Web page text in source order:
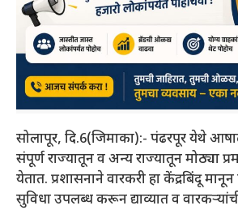
सोलापूर, दि.6(जिमाका):- पंढरपूर येथे
संपूर्ण राज्यातून व अन्य राज्यातून मोठ्या
येतात. प्रशासनाने वारकरी हा केंद्रबिंदू मानून
सुविधा उपलब्ध करून द्याव्यात व